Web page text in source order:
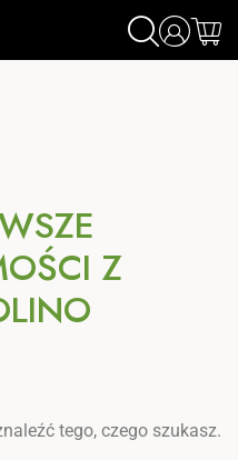
Z
tego, czego szukasz.